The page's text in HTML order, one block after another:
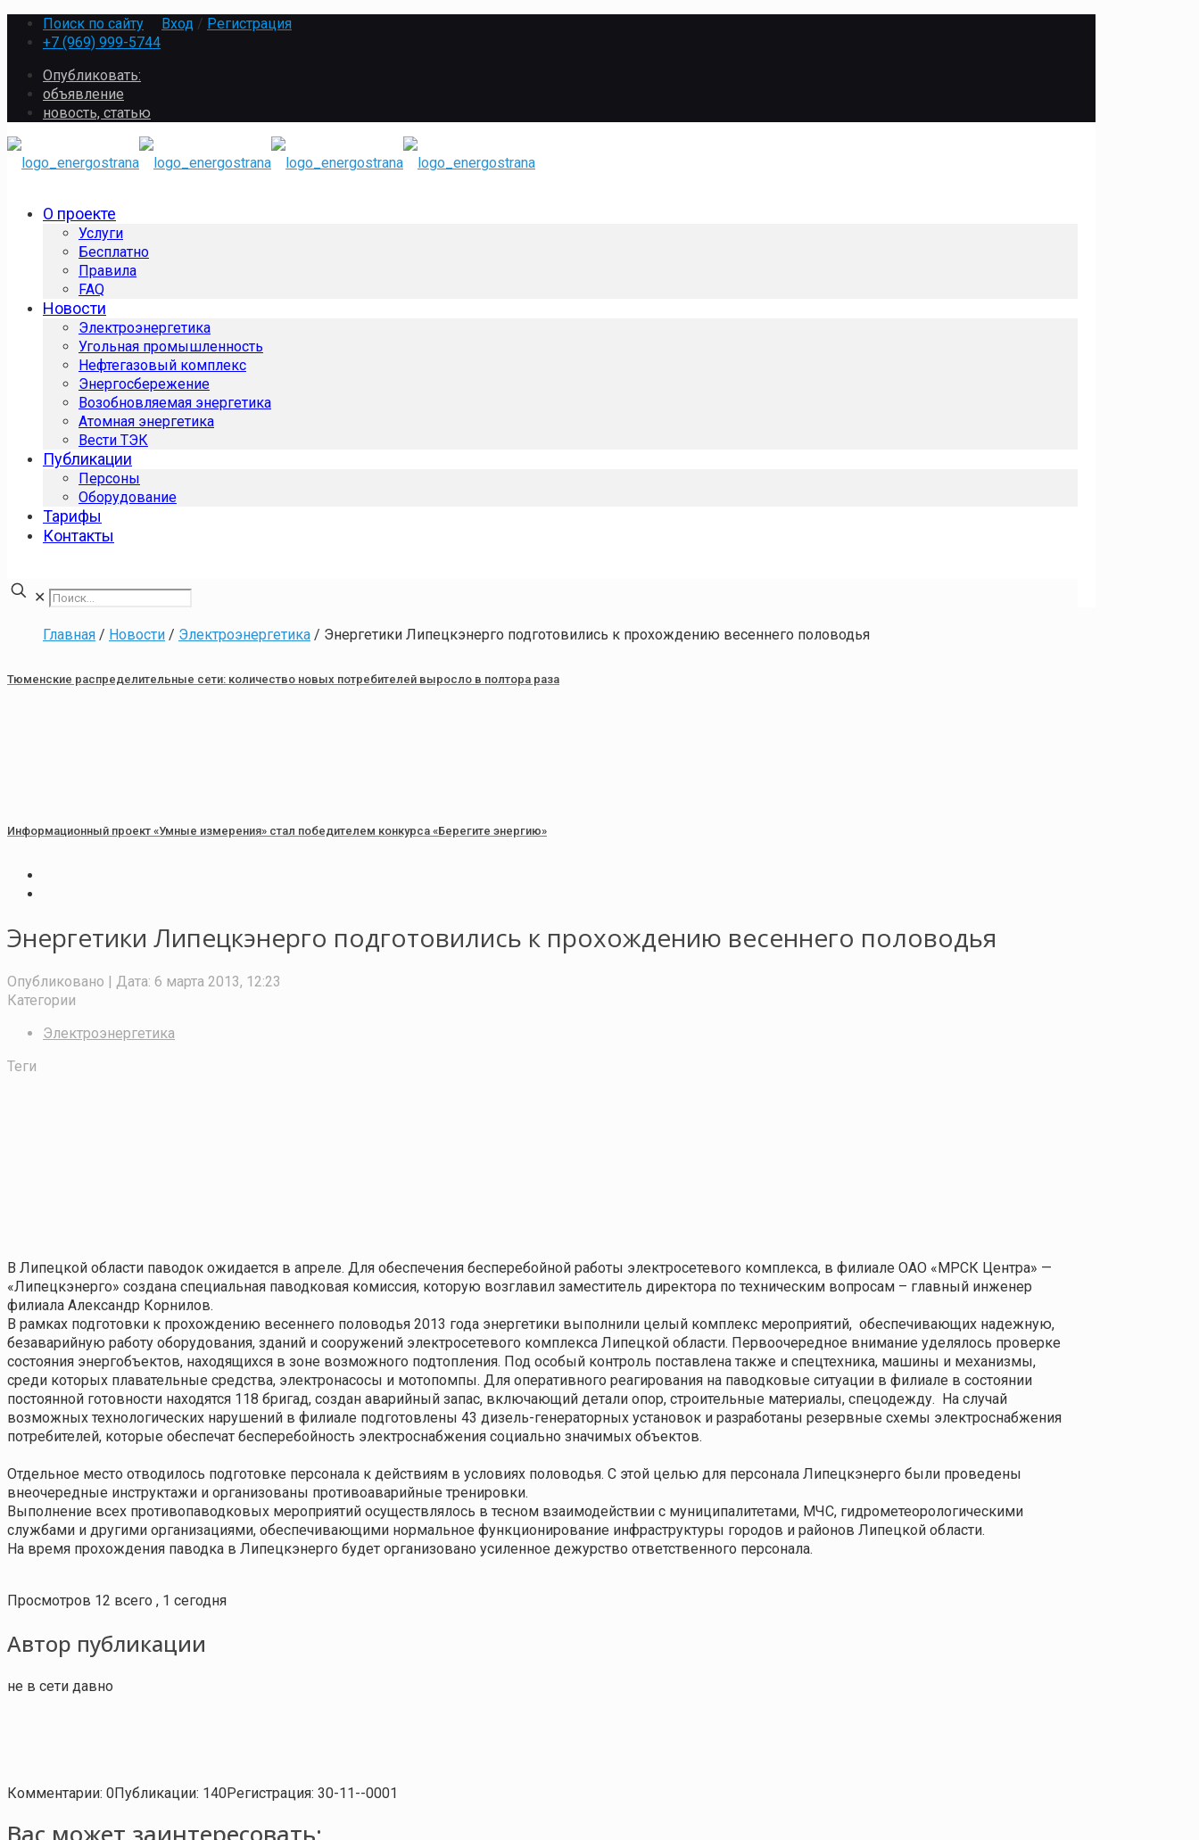
Поиск по сайту Вход / Регистрация
+7 (969) 999-5744
Опубликовать:
объявление
новость, статью
О проекте
Услуги
Бесплатно
Правила
FAQ
Новости
Электроэнергетика
Угольная промышленность
Нефтегазовый комплекс
Энергосбережение
Возобновляемая энергетика
Атомная энергетика
Вести ТЭК
Публикации
Персоны
Оборудование
Тарифы
Контакты
✕
Главная / Новости / Электроэнергетика / Энергетики Липецкэнерго подготовились к прохождению весеннего половодья
Тюменские распределительные сети: количество новых потребителей выросло в полтора раза
Информационный проект «Умные измерения» стал победителем конкурса «Берегите энергию»
Энергетики Липецкэнерго подготовились к прохождению весеннего половодья
Опубликовано | Дата: 6 марта 2013, 12:23
Категории
Электроэнергетика
Теги
В Липецкой области паводок ожидается в апреле. Для обеспечения бесперебойной работы электросетевого комплекса, в филиале ОАО «МРСК Центра» —
«Липецкэнерго» создана специальная паводковая комиссия, которую возглавил заместитель директора по техническим вопросам – главный инженер
филиала Александр Корнилов.
В рамках подготовки к прохождению весеннего половодья 2013 года энергетики выполнили целый комплекс мероприятий, обеспечивающих надежную,
безаварийную работу оборудования, зданий и сооружений электросетевого комплекса Липецкой области. Первоочередное внимание уделялось проверке
состояния энергобъектов, находящихся в зоне возможного подтопления. Под особый контроль поставлена также и спецтехника, машины и механизмы,
среди которых плавательные средства, электронасосы и мотопомпы. Для оперативного реагирования на паводковые ситуации в филиале в состоянии
постоянной готовности находятся 118 бригад, создан аварийный запас, включающий детали опор, строительные материалы, спецодежду. На случай
возможных технологических нарушений в филиале подготовлены 43 дизель-генераторных установок и разработаны резервные схемы электроснабжения
потребителей, которые обеспечат бесперебойность электроснабжения социально значимых объектов.
Отдельное место отводилось подготовке персонала к действиям в условиях половодья. С этой целью для персонала Липецкэнерго были проведены
внеочередные инструктажи и организованы противоаварийные тренировки.
Выполнение всех противопаводковых мероприятий осуществлялось в тесном взаимодействии с муниципалитетами, МЧС, гидрометеорологическими
службами и другими организациями, обеспечивающими нормальное функционирование инфраструктуры городов и районов Липецкой области.
На время прохождения паводка в Липецкэнерго будет организовано усиленное дежурство ответственного персонала.
Просмотров 12 всего , 1 сегодня
Автор публикации
не в сети давно
Комментарии: 0Публикации: 140Регистрация: 30-11--0001